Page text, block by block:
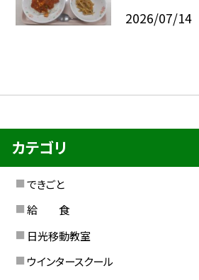
2026/07/14
カテゴリ
できごと
給 食
日光移動教室
ウインタースクール